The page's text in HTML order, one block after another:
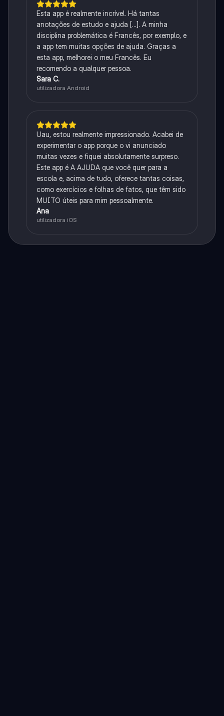
Esta app é realmente incrível. Há tantas
anotações de estudo e ajuda [...]. A minha
disciplina problemática é Francês, por exemplo, e
a app tem muitas opções de ajuda. Graças a
esta app, melhorei o meu Francês. Eu
recomendo a qualquer pessoa.
Sara C.
utilizadora Android
Uau, estou realmente impressionado. Acabei de
experimentar o app porque o vi anunciado
muitas vezes e fiquei absolutamente surpreso.
Este app é A AJUDA que você quer para a
escola e, acima de tudo, oferece tantas coisas,
como exercícios e folhas de fatos, que têm sido
MUITO úteis para mim pessoalmente.
Ana
utilizadora iOS